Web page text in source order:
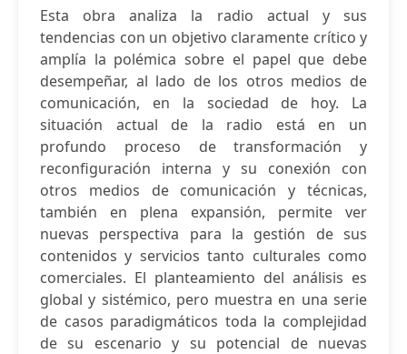
Esta obra analiza la radio actual y sus
tendencias con un objetivo claramente crítico y
amplía la polémica sobre el papel que debe
desempeñar, al lado de los otros medios de
comunicación, en la sociedad de hoy. La
situación actual de la radio está en un
profundo proceso de transformación y
reconfiguración interna y su conexión con
otros medios de comunicación y técnicas,
también en plena expansión, permite ver
nuevas perspectiva para la gestión de sus
contenidos y servicios tanto culturales como
comerciales. El planteamiento del análisis es
global y sistémico, pero muestra en una serie
de casos paradigmáticos toda la complejidad
de su escenario y su potencial de nuevas